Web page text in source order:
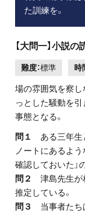
た訓練を。
【大問一】小説の
難度：標準 時
場の雰囲気を察
っとした騒動を
事態となる。
問１
ある三年生
ノートにあるよう
確認しておいた」
問２
津島先生が
推定している。
問３
当事者たち